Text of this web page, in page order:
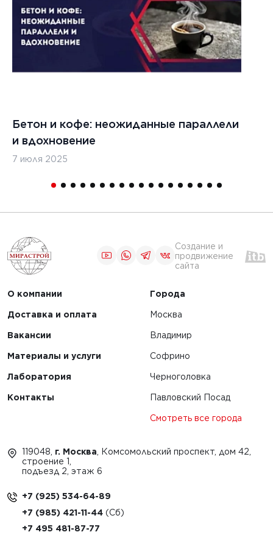
цементобетона
Бетон и кофе: неожиданные параллели
и вдохновение
7 июля 2025
Создание и
продвижение
сайта
О компании
Доставка и оплата
Вакансии
Материалы и услуги
Лаборатория
Контакты
Города
Москва
Владимир
Софрино
Черноголовка
Павловский Посад
Смотреть все города
119048, г. Москва , Комсомольский проспект, дом 42,
строение 1,
подъезд 2, этаж 6
+7 (925) 534-64-89
+7 (985) 421-11-44
+7 495 481-87-77